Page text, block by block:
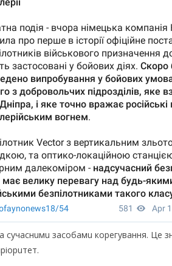
сучаснuмu засобамu корeгування.